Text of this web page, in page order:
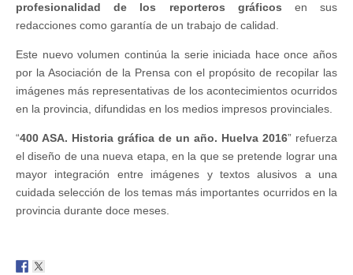
profesionalidad de los reporteros gráficos en sus
redacciones como garantía de un trabajo de calidad.
Este nuevo volumen continúa la serie iniciada hace once años
por la Asociación de la Prensa con el propósito de recopilar las
imágenes más representativas de los acontecimientos ocurridos
en la provincia, difundidas en los medios impresos provinciales.
“400 ASA. Historia gráfica de un año. Huelva 2016” refuerza
el diseño de una nueva etapa, en la que se pretende lograr una
mayor integración entre imágenes y textos alusivos a una
cuidada selección de los temas más importantes ocurridos en la
provincia durante doce meses.